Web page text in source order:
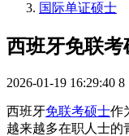
国际单证硕士
西班牙免联
2026-01-19 16:29:40 8
西班牙免联考硕士作
越来越多在职人士的